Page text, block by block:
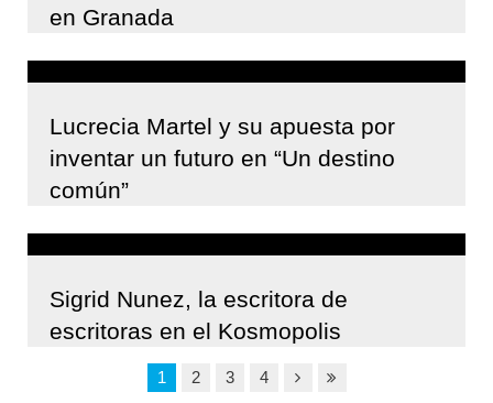
en Granada
Lucrecia Martel y su apuesta por
inventar un futuro en “Un destino
común”
Sigrid Nunez, la escritora de
escritoras en el Kosmopolis
1 2 3 4